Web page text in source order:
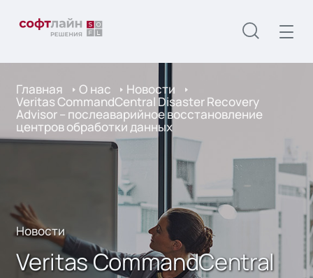
Главная О нас Новости
Veritas CommandCentral Disaster Recovery
Advisor – послеаварийное восстановление
центров обработки данных
Новости
Veritas CommandCentral